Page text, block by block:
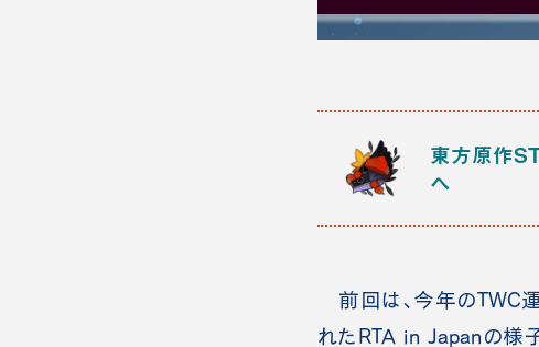
東方原作
へ
前回は、今年のTWC
れたRTA in Japanの様